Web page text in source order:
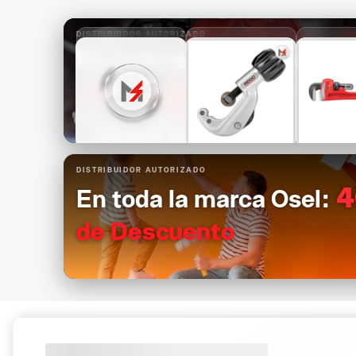
DISTRIBUIDOR AUTORIZADO
En toda la marca Ridgid:
25%de Descuento
$1,681
$1,261
$1,089
$817
DISTRIBUIDOR AUTORIZADO
En toda la marca Osel:
de Descuento